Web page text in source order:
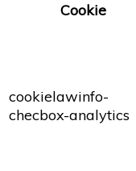
Cookie
cookielawinfo-
checbox-analytics